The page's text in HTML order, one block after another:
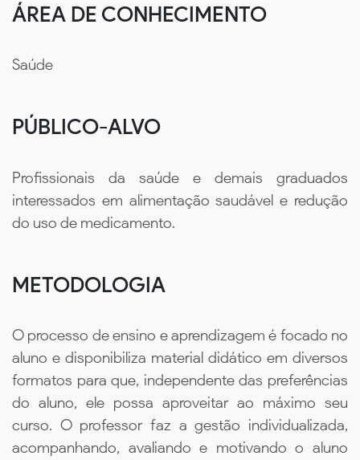
ÁREA DE CONHECIMENTO
Saúde
PÚBLICO-ALVO
Profissionais da saúde e demais graduados
interessados em alimentação saudável e redução
do uso de medicamento.
METODOLOGIA
O processo de ensino e aprendizagem é focado no
aluno e disponibiliza material didático em diversos
formatos para que, independente das preferências
do aluno, ele possa aproveitar ao máximo seu
curso. O professor faz a gestão individualizada,
acompanhando, avaliando e motivando o aluno